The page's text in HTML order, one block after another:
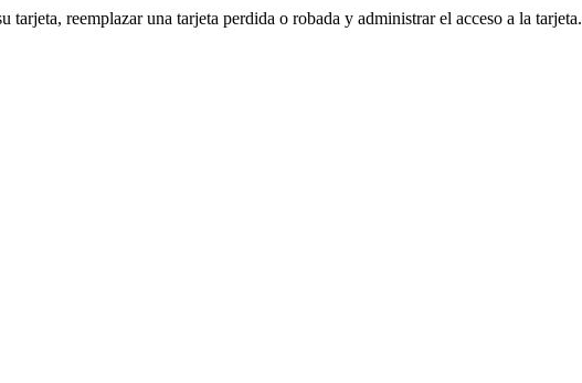
reemplazar una tarjeta perdida o robada y administrar el acceso a la tarjeta.